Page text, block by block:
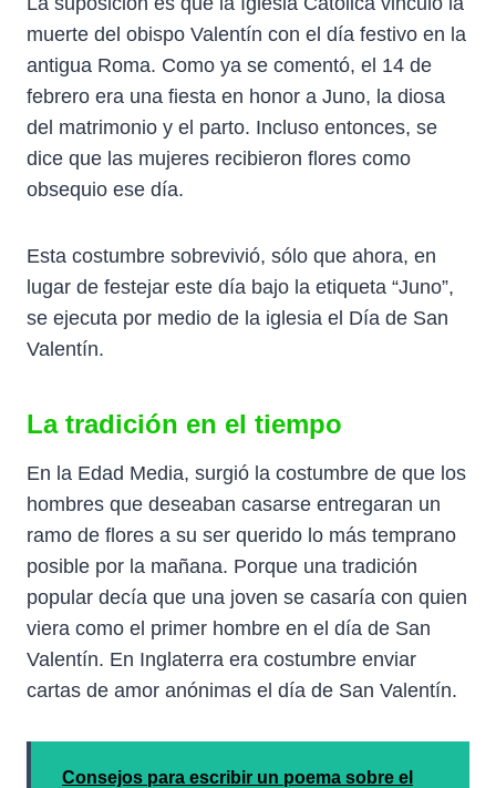
muerte del obispo Valentín con el día festivo en la
antigua Roma. Como ya se comentó, el 14 de
febrero era una fiesta en honor a Juno, la diosa
del matrimonio y el parto. Incluso entonces, se
dice que las mujeres recibieron flores como
obsequio ese día.
Esta costumbre sobrevivió, sólo que ahora, en
lugar de festejar este día bajo la etiqueta “Juno”,
se ejecuta por medio de la iglesia el Día de San
Valentín.
La tradición en el tiempo
En la Edad Media, surgió la costumbre de que los
hombres que deseaban casarse entregaran un
ramo de flores a su ser querido lo más temprano
posible por la mañana. Porque una tradición
popular decía que una joven se casaría con quien
viera como el primer hombre en el día de San
Valentín. En Inglaterra era costumbre enviar
cartas de amor anónimas el día de San Valentín.
Consejos para escribir un poema sobre el